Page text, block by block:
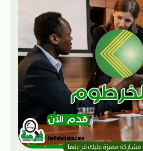
مشاركة مميزة عليك قراءتها